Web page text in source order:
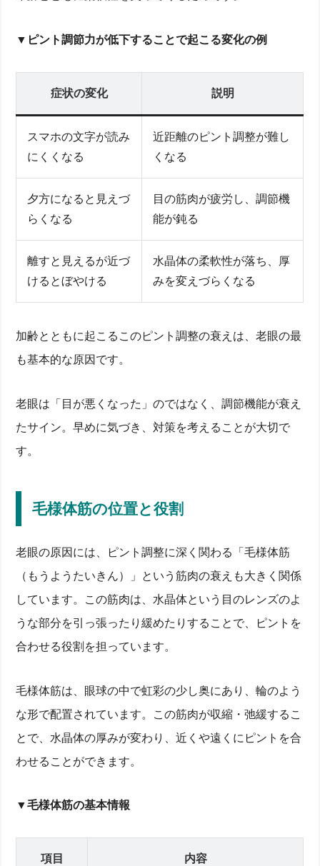
▼ピント調節力が低下することで起こる変化の例
症状の変化 説明
スマホの文字が読み
にくくなる
近距離のピント調整が難し
くなる
夕方になると見えづ
らくなる
目の筋肉が疲労し、調節機
能が鈍る
離すと見えるが近づ
けるとぼやける
水晶体の柔軟性が落ち、厚
みを変えづらくなる
加齢とともに起こるこのピント調整の衰えは、老眼の最
も基本的な原因です。
老眼は「目が悪くなった」のではなく、調節機能が衰え
たサイン。早めに気づき、対策を考えることが大切で
す。
毛様体筋の位置と役割
老眼の原因には、ピント調整に深く関わる「毛様体筋
（もうようたいきん）」という筋肉の衰えも大きく関係
しています。この筋肉は、水晶体という目のレンズのよ
うな部分を引っ張ったり緩めたりすることで、ピントを
合わせる役割を担っています。
毛様体筋は、眼球の中で虹彩の少し奥にあり、輪のよう
な形で配置されています。この筋肉が収縮・弛緩するこ
とで、水晶体の厚みが変わり、近くや遠くにピントを合
わせることができます。
▼毛様体筋の基本情報
項目 内容